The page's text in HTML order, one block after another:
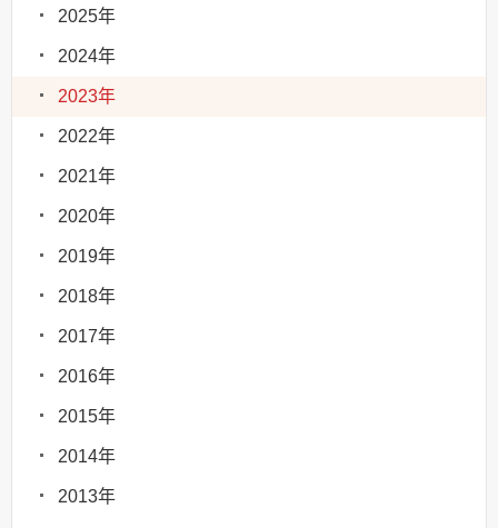
2025年
2024年
2023年
2022年
2021年
2020年
2019年
2018年
2017年
2016年
2015年
2014年
2013年